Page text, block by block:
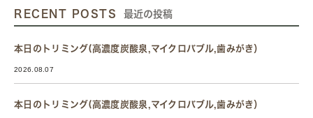
RECENT POSTS 最近の投稿
本日のトリミング(高濃度炭酸泉,マイクロバブル,歯みがき）
2026.08.07
本日のトリミング(高濃度炭酸泉,マイクロバブル,歯みがき）